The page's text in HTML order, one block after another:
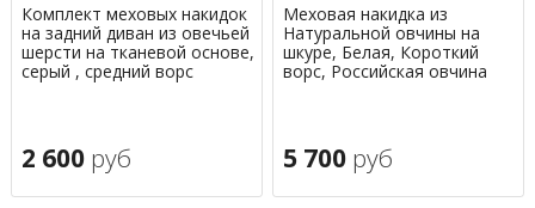
Комплект меховых накидок
на задний диван из овечьей
шерсти на тканевой основе,
серый , средний ворс
2 600 руб
Меховая накидка из
Натуральной овчины на
шкуре, Белая, Короткий
ворс, Российская овчина
5 700 руб